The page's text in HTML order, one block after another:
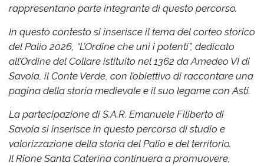
rappresentano parte integrante di questo percorso.
In questo contesto si inserisce il tema del corteo storico
del Palio 2026, “L’Ordine che unì i potenti”, dedicato
all’Ordine del Collare istituito nel 1362 da Amedeo VI di
Savoia, il Conte Verde, con l’obiettivo di raccontare una
pagina della storia medievale e il suo legame con Asti.
La partecipazione di S.A.R. Emanuele Filiberto di
Savoia si inserisce in questo percorso di studio e
valorizzazione della storia del Palio e del territorio.
Il Rione Santa Caterina continuerà a promuovere,